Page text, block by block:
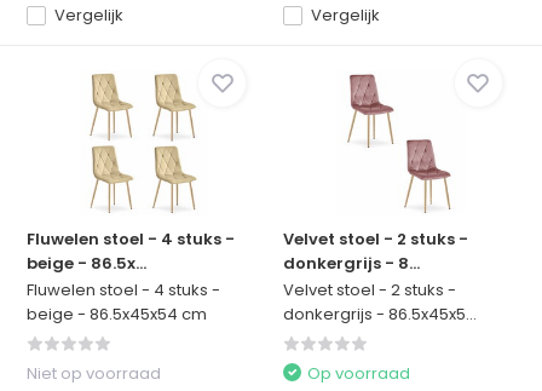
Vergelijk Vergelijk
Fluwelen stoel - 4 stuks -
beige - 86.5x...
Fluwelen stoel - 4 stuks -
beige - 86.5x45x54 cm
Niet op voorraad
Velvet stoel - 2 stuks -
donkergrijs - 8...
Velvet stoel - 2 stuks -
donkergrijs - 86.5x45x5...
Op voorraad